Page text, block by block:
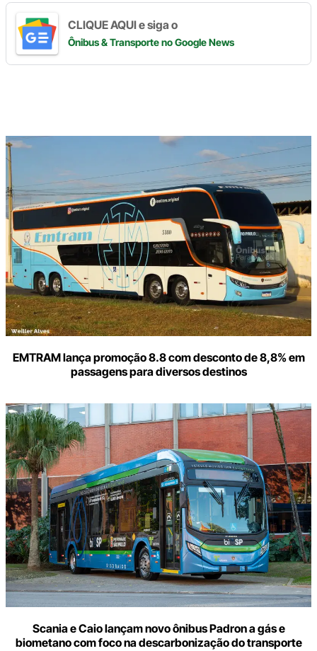
CLIQUE AQUI e siga o
Ônibus & Transporteno Google News
EMTRAM lança promoção 8.8 com desconto de 8,8% em
passagens para diversos destinos
Scania e Caio lançam novo ônibus Padron a gás e
biometano com foco na descarbonização do transporte
Digite
aqui
o
seu
e-
mail